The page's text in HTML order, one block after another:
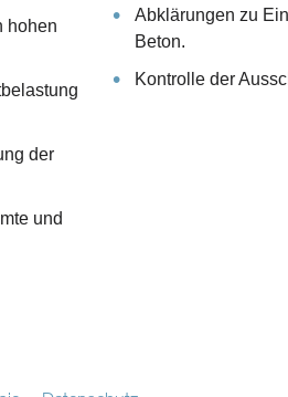
hohen
der
und
Abklärungen zu
Beton.
Kontrolle der